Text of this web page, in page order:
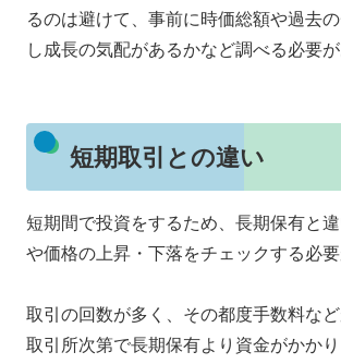
るのは避けて、事前に時価総額や過去
し成長の気配があるかなど調べる必要が
短期取引との違い
短期間で投資をするため、長期保有と
や価格の上昇・下落をチェックする必要
取引の回数が多く、その都度手数料な
取引所次第で長期保有より資金がかかり